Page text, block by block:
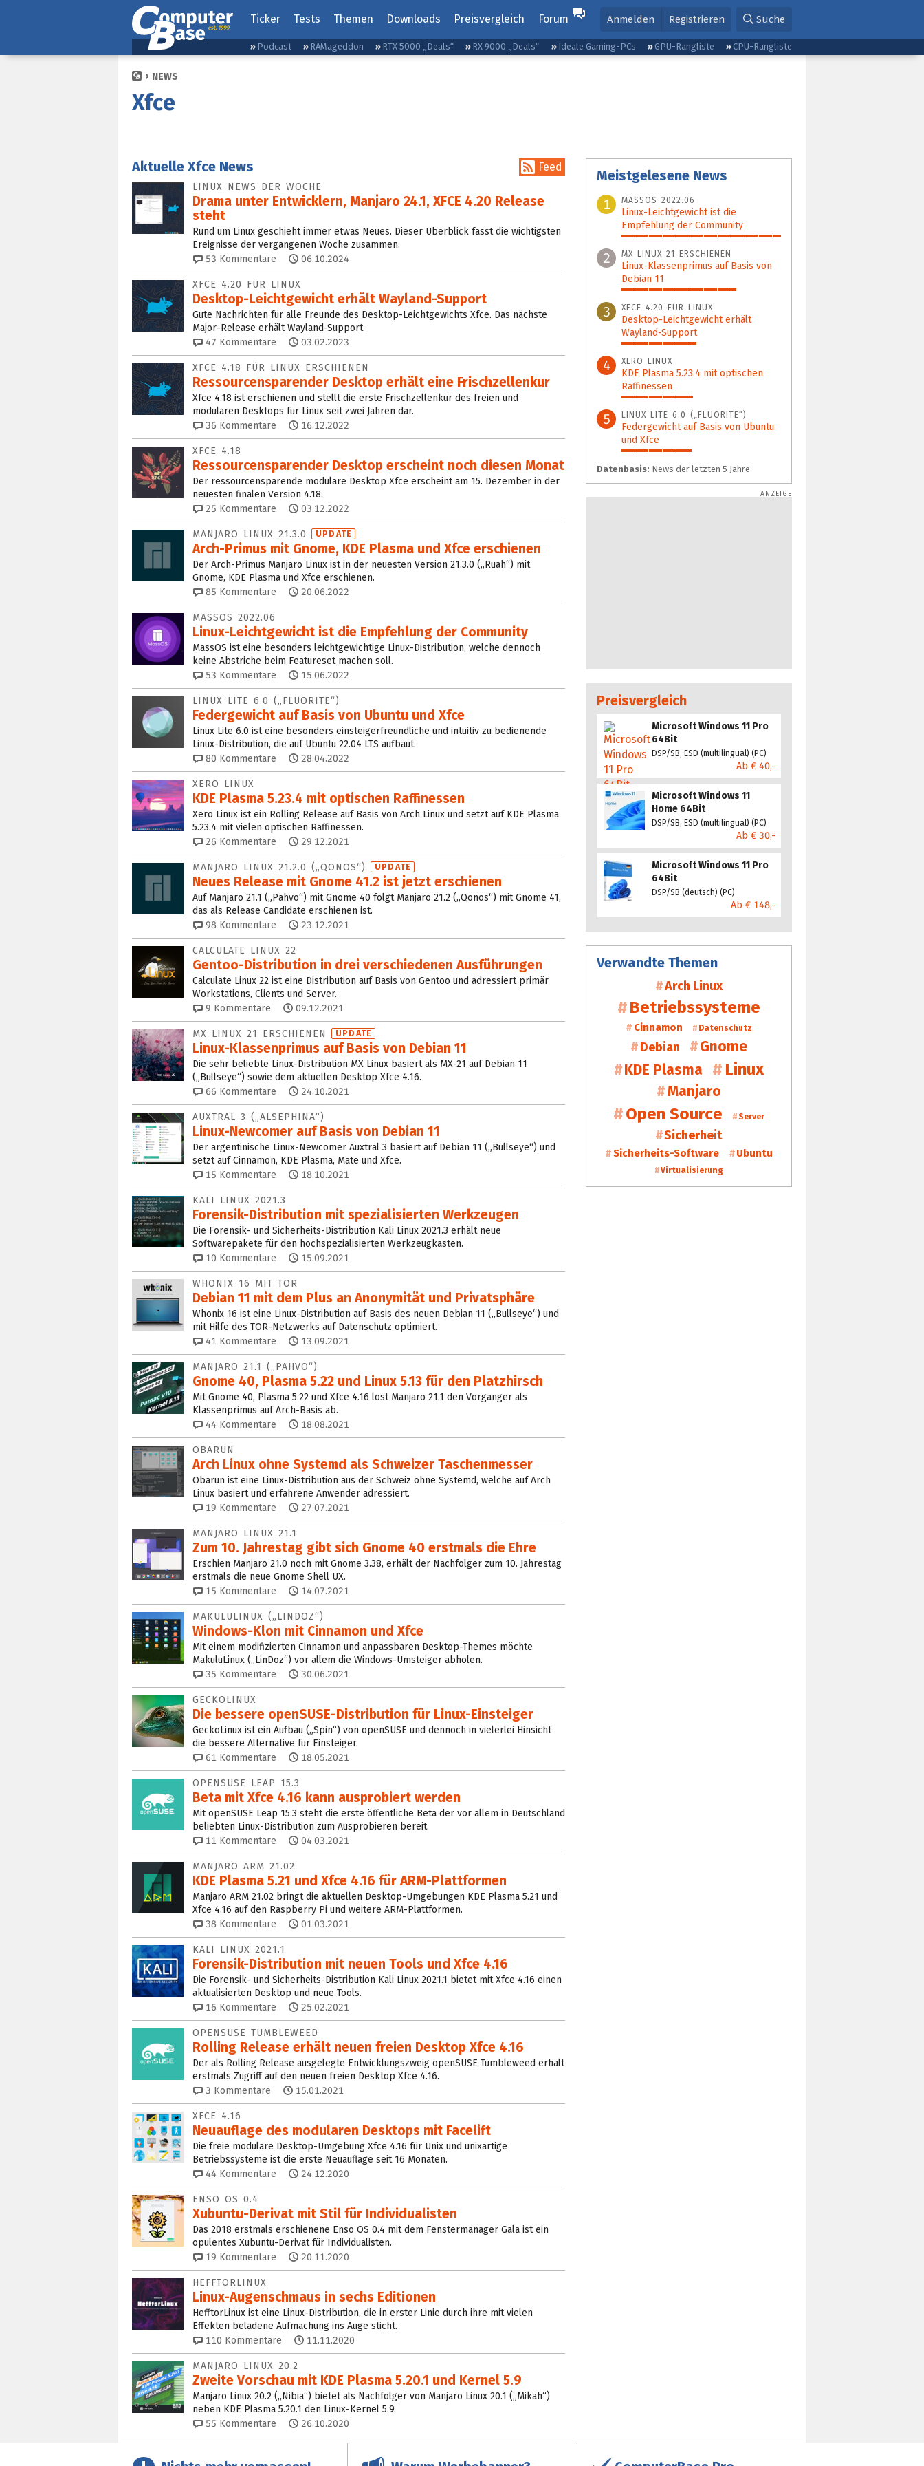
Ticker Tests Themen Downloads Preisvergleich Forum Anmelden Registrieren Suche
Podcast RAMageddon RTX 5000 „Deals“ RX 9000 „Deals“ Ideale Gaming-PCs GPU-Rangliste CPU-Rangliste
NEWS
Xfce
Aktuelle Xfce News Feed
LINUX NEWS DER WOCHE
Drama unter Entwicklern, Manjaro 24.1, XFCE 4.20 Release
steht
Rund um Linux geschieht immer etwas Neues. Dieser Überblick fasst die wichtigsten
Ereignisse der vergangenen Woche zusammen.
53 Kommentare 06.10.2024
XFCE 4.20 FÜR LINUX
Desktop-Leichtgewicht erhält Wayland-Support
Gute Nachrichten für alle Freunde des Desktop-Leichtgewichts Xfce. Das nächste
Major-Release erhält Wayland-Support.
47 Kommentare 03.02.2023
XFCE 4.18 FÜR LINUX ERSCHIENEN
Ressourcensparender Desktop erhält eine Frischzellenkur
Xfce 4.18 ist erschienen und stellt die erste Frischzellenkur des freien und
modularen Desktops für Linux seit zwei Jahren dar.
36 Kommentare 16.12.2022
XFCE 4.18
Ressourcensparender Desktop erscheint noch diesen Monat
Der ressourcensparende modulare Desktop Xfce erscheint am 15. Dezember in der
neuesten finalen Version 4.18.
25 Kommentare 03.12.2022
MANJARO LINUX 21.3.0 UPDATE
Arch-Primus mit Gnome, KDE Plasma und Xfce erschienen
Der Arch-Primus Manjaro Linux ist in der neuesten Version 21.3.0 („Ruah“) mit
Gnome, KDE Plasma und Xfce erschienen.
85 Kommentare 20.06.2022
MASSOS 2022.06
Linux-Leichtgewicht ist die Empfehlung der Community
MassOS ist eine besonders leichtgewichtige Linux-Distribution, welche dennoch
keine Abstriche beim Featureset machen soll.
53 Kommentare 15.06.2022
LINUX LITE 6.0 („FLUORITE“)
Federgewicht auf Basis von Ubuntu und Xfce
Linux Lite 6.0 ist eine besonders einsteigerfreundliche und intuitiv zu bedienende
Linux-Distribution, die auf Ubuntu 22.04 LTS aufbaut.
80 Kommentare 28.04.2022
XERO LINUX
KDE Plasma 5.23.4 mit optischen Raffinessen
Xero Linux ist ein Rolling Release auf Basis von Arch Linux und setzt auf KDE Plasma
5.23.4 mit vielen optischen Raffinessen.
26 Kommentare 29.12.2021
MANJARO LINUX 21.2.0 („QONOS“) UPDATE
Neues Release mit Gnome 41.2 ist jetzt erschienen
Auf Manjaro 21.1 („Pahvo“) mit Gnome 40 folgt Manjaro 21.2 („Qonos“) mit Gnome 41,
das als Release Candidate erschienen ist.
98 Kommentare 23.12.2021
CALCULATE LINUX 22
Gentoo-Distribution in drei verschiedenen Ausführungen
Calculate Linux 22 ist eine Distribution auf Basis von Gentoo und adressiert primär
Workstations, Clients und Server.
9 Kommentare 09.12.2021
MX LINUX 21 ERSCHIENEN UPDATE
Linux-Klassenprimus auf Basis von Debian 11
Die sehr beliebte Linux-Distribution MX Linux basiert als MX-21 auf Debian 11
(„Bullseye“) sowie dem aktuellen Desktop Xfce 4.16.
66 Kommentare 24.10.2021
AUXTRAL 3 („ALSEPHINA“)
Linux-Newcomer auf Basis von Debian 11
Der argentinische Linux-Newcomer Auxtral 3 basiert auf Debian 11 („Bullseye“) und
setzt auf Cinnamon, KDE Plasma, Mate und Xfce.
15 Kommentare 18.10.2021
KALI LINUX 2021.3
Forensik-Distribution mit spezialisierten Werkzeugen
Die Forensik- und Sicherheits-Distribution Kali Linux 2021.3 erhält neue
Softwarepakete für den hochspezialisierten Werkzeugkasten.
10 Kommentare 15.09.2021
WHONIX 16 MIT TOR
Debian 11 mit dem Plus an Anonymität und Privatsphäre
Whonix 16 ist eine Linux-Distribution auf Basis des neuen Debian 11 („Bullseye“) und
mit Hilfe des TOR-Netzwerks auf Datenschutz optimiert.
41 Kommentare 13.09.2021
MANJARO 21.1 („PAHVO“)
Gnome 40, Plasma 5.22 und Linux 5.13 für den Platzhirsch
Mit Gnome 40, Plasma 5.22 und Xfce 4.16 löst Manjaro 21.1 den Vorgänger als
Klassenprimus auf Arch-Basis ab.
44 Kommentare 18.08.2021
OBARUN
Arch Linux ohne Systemd als Schweizer Taschenmesser
Obarun ist eine Linux-Distribution aus der Schweiz ohne Systemd, welche auf Arch
Linux basiert und erfahrene Anwender adressiert.
19 Kommentare 27.07.2021
MANJARO LINUX 21.1
Zum 10. Jahrestag gibt sich Gnome 40 erstmals die Ehre
Erschien Manjaro 21.0 noch mit Gnome 3.38, erhält der Nachfolger zum 10. Jahrestag
erstmals die neue Gnome Shell UX.
15 Kommentare 14.07.2021
MAKULULINUX („LINDOZ“)
Windows-Klon mit Cinnamon und Xfce
Mit einem modifizierten Cinnamon und anpassbaren Desktop-Themes möchte
MakuluLinux („LinDoz“) vor allem die Windows-Umsteiger abholen.
35 Kommentare 30.06.2021
GECKOLINUX
Die bessere openSUSE-Distribution für Linux-Einsteiger
GeckoLinux ist ein Aufbau („Spin“) von openSUSE und dennoch in vielerlei Hinsicht
die bessere Alternative für Einsteiger.
61 Kommentare 18.05.2021
OPENSUSE LEAP 15.3
Beta mit Xfce 4.16 kann ausprobiert werden
Mit openSUSE Leap 15.3 steht die erste öffentliche Beta der vor allem in Deutschland
beliebten Linux-Distribution zum Ausprobieren bereit.
11 Kommentare 04.03.2021
MANJARO ARM 21.02
KDE Plasma 5.21 und Xfce 4.16 für ARM-Plattformen
Manjaro ARM 21.02 bringt die aktuellen Desktop-Umgebungen KDE Plasma 5.21 und
Xfce 4.16 auf den Raspberry Pi und weitere ARM-Plattformen.
38 Kommentare 01.03.2021
KALI LINUX 2021.1
Forensik-Distribution mit neuen Tools und Xfce 4.16
Die Forensik- und Sicherheits-Distribution Kali Linux 2021.1 bietet mit Xfce 4.16 einen
aktualisierten Desktop und neue Tools.
16 Kommentare 25.02.2021
OPENSUSE TUMBLEWEED
Rolling Release erhält neuen freien Desktop Xfce 4.16
Der als Rolling Release ausgelegte Entwicklungszweig openSUSE Tumbleweed erhält
erstmals Zugriff auf den neuen freien Desktop Xfce 4.16.
3 Kommentare 15.01.2021
XFCE 4.16
Neuauflage des modularen Desktops mit Facelift
Die freie modulare Desktop-Umgebung Xfce 4.16 für Unix und unixartige
Betriebssysteme ist die erste Neuauflage seit 16 Monaten.
44 Kommentare 24.12.2020
ENSO OS 0.4
Xubuntu-Derivat mit Stil für Individualisten
Das 2018 erstmals erschienene Enso OS 0.4 mit dem Fenstermanager Gala ist ein
opulentes Xubuntu-Derivat für Individualisten.
19 Kommentare 20.11.2020
HEFFTORLINUX
Linux-Augenschmaus in sechs Editionen
HefftorLinux ist eine Linux-Distribution, die in erster Linie durch ihre mit vielen
Effekten beladene Aufmachung ins Auge sticht.
110 Kommentare 11.11.2020
MANJARO LINUX 20.2
Zweite Vorschau mit KDE Plasma 5.20.1 und Kernel 5.9
Manjaro Linux 20.2 („Nibia“) bietet als Nachfolger von Manjaro Linux 20.1 („Mikah“)
neben KDE Plasma 5.20.1 den Linux-Kernel 5.9.
55 Kommentare 26.10.2020
Meistgelesene News
1
MASSOS 2022.06
Linux-Leichtgewicht ist die
Empfehlung der Community
100%
2 MX LINUX 21 ERSCHIENEN
Linux-Klassenprimus auf Basis von
Debian 11
72%
3 XFCE 4.20 FÜR LINUX
Desktop-Leichtgewicht erhält
Wayland-Support
47%
4 XERO LINUX
KDE Plasma 5.23.4 mit optischen
Raffinessen
45%
5 LINUX LITE 6.0 („FLUORITE“)
Federgewicht auf Basis von Ubuntu
und Xfce
44%
Datenbasis: News der letzten 5 Jahre.
Preisvergleich
Microsoft Windows 11 Pro
64Bit
DSP/SB, ESD (multilingual) (PC)
Ab € 40,-
Microsoft Windows 11
Home 64Bit
DSP/SB, ESD (multilingual) (PC)
Ab € 30,-
Microsoft Windows 11 Pro
64Bit
DSP/SB (deutsch) (PC)
Ab € 148,-
Verwandte Themen
Arch Linux
Betriebssysteme
Cinnamon Datenschutz
Debian
Gnome
KDE Plasma
Linux
Manjaro
Open Source Server
Sicherheit
Sicherheits-Software Ubuntu
Virtualisierung